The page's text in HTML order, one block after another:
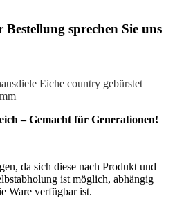
sprechen Sie uns
Eiche country gebürstet
– Gemacht für Generationen!
da sich diese nach Produkt und
ist möglich, abhängig
Ware verfügbar ist.